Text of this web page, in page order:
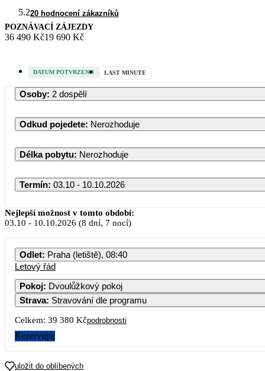
5.220 hodnocení zákazníků
POZNÁVACÍ ZÁJEZDY
36 490 Kč19 690 Kč
DATUM POTVRZENO LAST MINUTE
Osoby: 2 dospělí
Odkud pojedete: Nerozhoduje
Délka pobytu: Nerozhoduje
Termín: 03.10 - 10.10.2026
Nejlepší možnost v tomto období:
03.10 - 10.10.2026 (8 dní, 7 nocí)
Odlet: Praha (letiště), 08:40
Letový řád
Pokoj: Dvoulůžkový pokoj
Strava: Stravování dle programu
Celkem: 39 380 Kčpodrobnosti
Rezervujte
uložit do oblíbených